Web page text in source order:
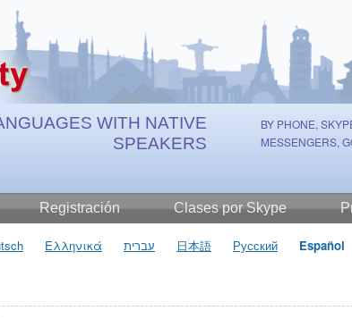
WITH NATIVE
SPEAKERS
BY PHONE,
MESSENGERS,
Registración Clases por Skype
Ελληνικά עברית 日本語 Русский Español